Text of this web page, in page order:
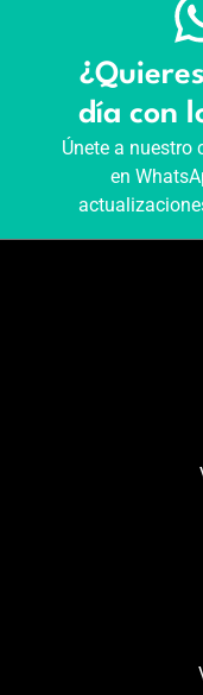
día con
Únete a nuestro
en